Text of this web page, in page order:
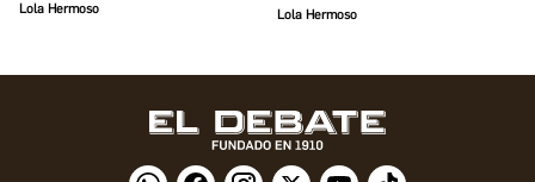
Lola Hermoso Lola Hermoso